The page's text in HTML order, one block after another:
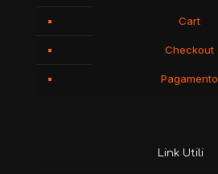
Cart
Checkout
Pagamento
Link Utili